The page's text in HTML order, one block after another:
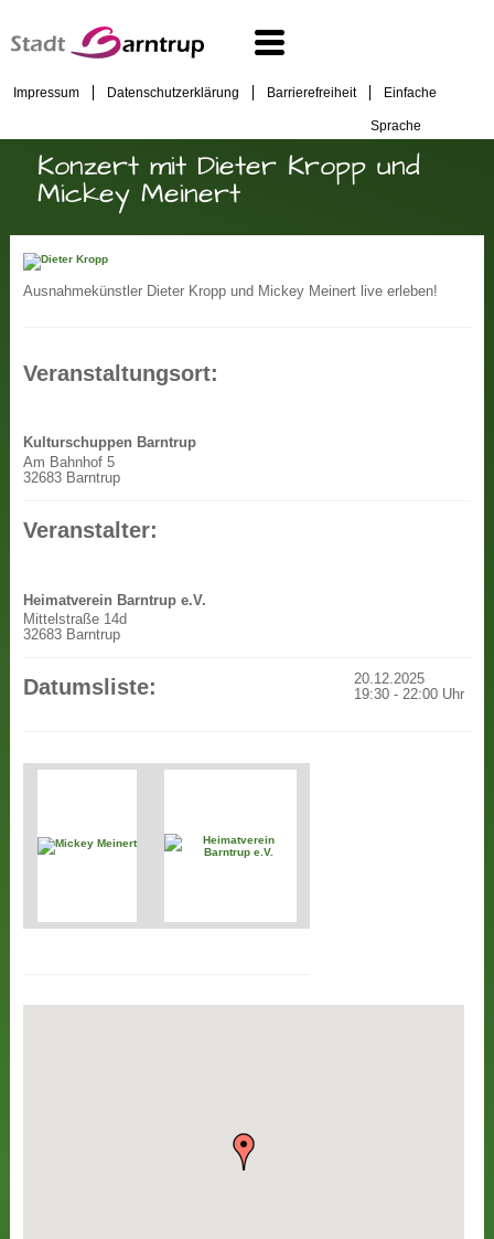
Impressum Datenschutzerklärung Barrierefreiheit Einfache
Sprache
Konzert mit Dieter Kropp und
Mickey Meinert
Ausnahmekünstler Dieter Kropp und Mickey Meinert live erleben!
Veranstaltungsort:
Kulturschuppen Barntrup
Am Bahnhof 5
32683 Barntrup
Veranstalter:
Heimatverein Barntrup e.V.
Mittelstraße 14d
32683 Barntrup
Datumsliste:
20.12.2025
19:30 - 22:00 Uhr